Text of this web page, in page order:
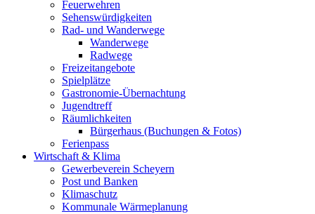
Feuerwehren
Sehenswürdigkeiten
Rad- und Wanderwege
Wanderwege
Radwege
Freizeitangebote
Spielplätze
Gastronomie-Übernachtung
Jugendtreff
Räumlichkeiten
Bürgerhaus (Buchungen & Fotos)
Ferienpass
Wirtschaft & Klima
Gewerbeverein Scheyern
Post und Banken
Klimaschutz
Kommunale Wärmeplanung